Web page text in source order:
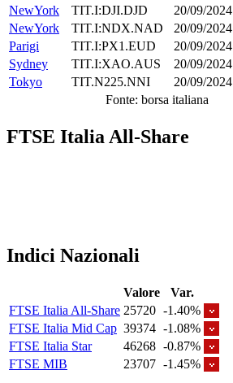
NewYork
TIT.I:DJI.DJD 20/09/2024
NewYork
TIT.I:NDX.NAD 20/09/2024
Parigi
TIT.I:PX1.EUD 20/09/2024
Sydney
TIT.I:XAO.AUS 20/09/2024
Tokyo
TIT.N225.NNI 20/09/2024
Fonte: borsa italiana
FTSE Italia All-Share
Indici Nazionali
Valore
Var.
FTSE Italia All-Share 25720 -1.40%
FTSE Italia Mid Cap 39374 -1.08%
FTSE Italia Star
46268 -0.87%
FTSE MIB
23707 -1.45%